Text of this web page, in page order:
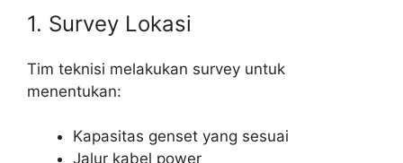
1. Survey Lokasi
Tim teknisi melakukan survey untuk
menentukan:
Kapasitas genset yang sesuai
Jalur kabel power